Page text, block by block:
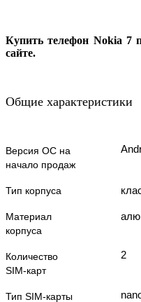
Купить телефон Nokia 7
сайте.
Общие характеристики
Версия ОС на
начало продаж
Тип корпуса
Материал
корпуса
Количество
SIM-карт
2
Тип SIM-карты